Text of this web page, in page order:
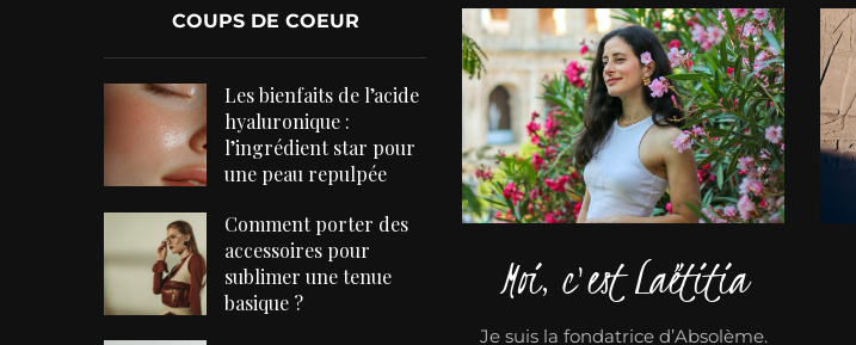
COUPS DE COEUR
Les bienfaits de l’acide
hyaluronique :
l’ingrédient star pour
une peau repulpée
Comment porter des
accessoires pour
sublimer une tenue
basique ?
Moi, c'est Laëtitia
Je suis la fondatrice d’Absolème.